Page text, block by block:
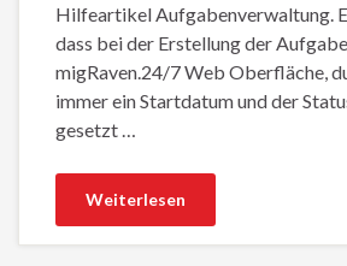
Hilfeartikel Aufgabenverwaltung.
dass bei der Erstellung der
migRaven.24/7 Web Oberfläche,
immer ein Startdatum und der
gesetzt …
Weiterlesen